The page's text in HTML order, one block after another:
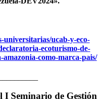
universitarias/ucab-y-eco-
ecoturismo-de-
como-marca-pais/
I Seminario de Gestión